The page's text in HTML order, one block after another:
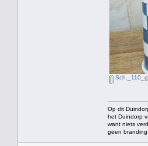
Op dit
het Duindorp
want niets
geen